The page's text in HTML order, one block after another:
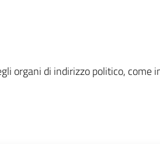
organi di indirizzo politico, come